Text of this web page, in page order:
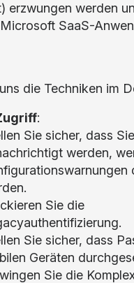
erzwungen werden
SaaS-
die Techniken im
:
Sie sicher, dass Sie
werden,
Sie die
Sie sicher, dass
Geräten
Sie die